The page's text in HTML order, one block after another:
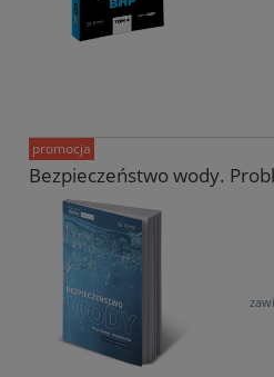
Bezpieczeństwo wody.
promocja